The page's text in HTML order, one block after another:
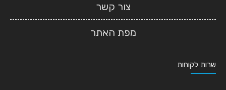
צור קשר
מפת האתר
שרות לקוחות